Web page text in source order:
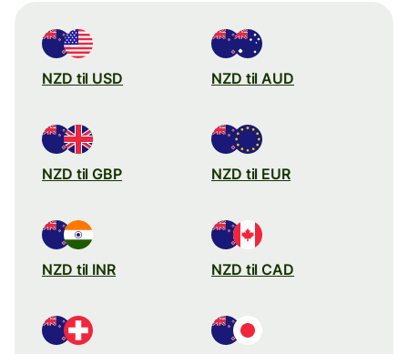
NZD til USD NZD til AUD
NZD til GBP NZD til EUR
NZD til INR NZD til CAD